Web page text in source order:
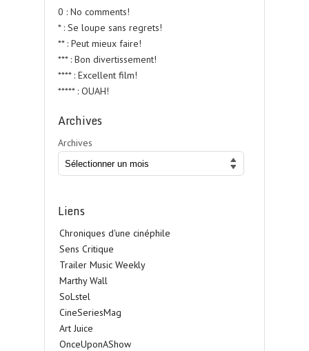
0 : No comments!
* : Se loupe sans regrets!
** : Peut mieux faire!
*** : Bon divertissement!
**** : Excellent film!
***** : OUAH!
Archives
Archives
Liens
Chroniques d'une cinéphile
Sens Critique
Trailer Music Weekly
Marthy Wall
SoLstel
CineSeriesMag
Art Juice
OnceUponAShow